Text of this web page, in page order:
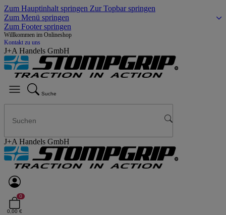
Zum Hauptinhalt springen Zur Topbar springen
Zum Menü springen
Zum Footer springen
Willkommen im Onlineshop
Kontakt zu uns
J+A Handels GmbH
Suche
J+A Handels GmbH
0
0,00 €